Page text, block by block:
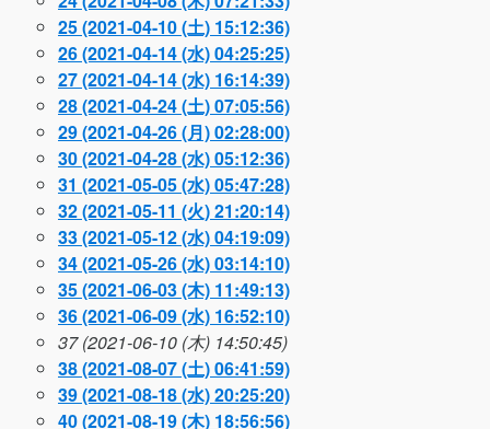
25 (2021-04-10 (土) 15:12:36)
26 (2021-04-14 (水) 04:25:25)
27 (2021-04-14 (水) 16:14:39)
28 (2021-04-24 (土) 07:05:56)
29 (2021-04-26 (月) 02:28:00)
30 (2021-04-28 (水) 05:12:36)
31 (2021-05-05 (水) 05:47:28)
32 (2021-05-11 (火) 21:20:14)
33 (2021-05-12 (水) 04:19:09)
34 (2021-05-26 (水) 03:14:10)
35 (2021-06-03 (木) 11:49:13)
36 (2021-06-09 (水) 16:52:10)
37 (2021-06-10 (木) 14:50:45)
38 (2021-08-07 (土) 06:41:59)
39 (2021-08-18 (水) 20:25:20)
40 (2021-08-19 (木) 18:56:56)